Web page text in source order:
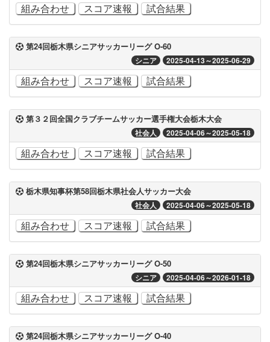
組み合わせ スコア速報 試合結果
第24回栃木県シニアサッカーリーグ O-60
シニア 2025-04-13～2025-06-29
組み合わせ スコア速報 試合結果
第３２回全国クラブチームサッカー選手権大会栃木大会
社会人 2025-04-06～2025-05-18
組み合わせ スコア速報 試合結果
栃木県知事杯第58回栃木県社会人サッカー大会
社会人 2025-04-06～2025-05-18
組み合わせ スコア速報 試合結果
第24回栃木県シニアサッカーリーグ O-50
シニア 2025-04-06～2026-01-18
組み合わせ スコア速報 試合結果
第24回栃木県シニアサッカーリーグ O-40